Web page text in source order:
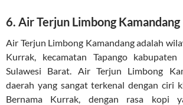
6. Air Terjun Limbong Kamandang
Air Terjun Limbong Kamandang adalah
Kurrak, kecamatan Tapango
Sulawesi Barat. Air Terjun Limbong
daerah yang sangat terkenal dengan ciri
Bernama Kurrak, dengan rasa kopi